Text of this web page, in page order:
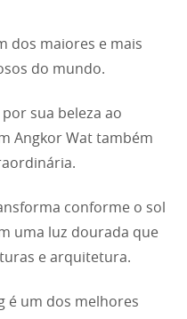
dos maiores e mais
do mundo.
sua beleza ao
Angkor Wat também
conforme o sol
uma luz dourada que
e arquitetura.
é um dos melhores